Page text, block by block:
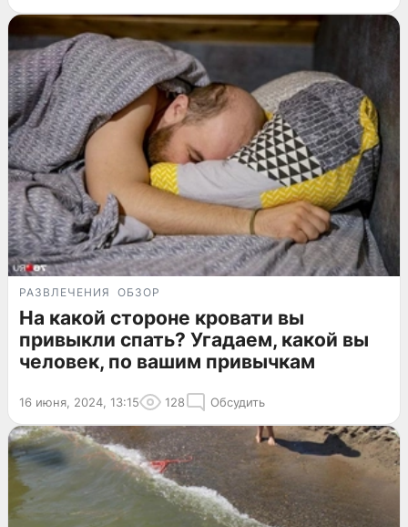
РАЗВЛЕЧЕНИЯ ОБЗОР
На какой стороне кровати вы
привыкли спать? Угадаем, какой вы
человек, по вашим привычкам
16 июня, 2024, 13:15 128 Обсудить